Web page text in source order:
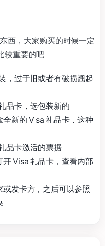
西，大家购买的时候一定
较重要的吧
，过于旧或者有破损翘起
品卡，选包装新的
新的 Visa 礼品卡，这种
品卡激活的票据
Visa 礼品卡，查看内部
发卡方，之后可以参照